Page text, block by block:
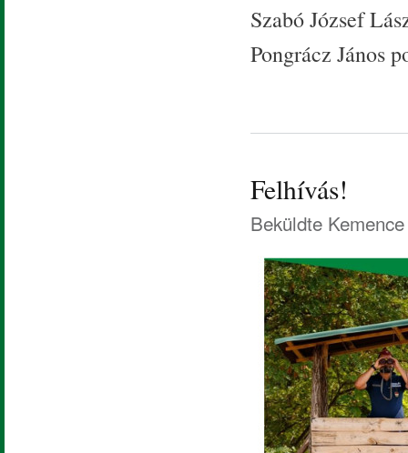
Szabó József
Pongrácz János
Felhívás!
Beküldte